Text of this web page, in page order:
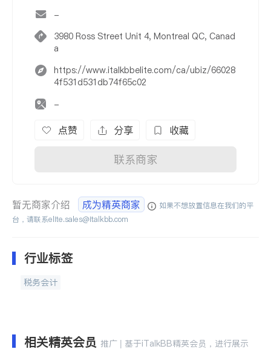
-
3980 Ross Street Unit 4, Montreal QC, Canad
a
https://www.italkbbelite.com/ca/ubiz/66028
4f531d531db74f65c02
-
点赞 分享 收藏
联系商家
暂无商家介绍 成为精英商家
如果不想放置信息在我们的平
台，请联系elite.sales@italkbb.com
行业标签
税务会计
相关精英会员 推广 | 基于iTalkBB精英会员，进行展示